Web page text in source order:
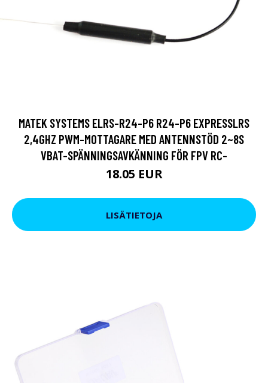
MATEK SYSTEMS ELRS-R24-P6 R24-P6 EXPRESSLRS
2,4GHZ PWM-MOTTAGARE MED ANTENNSTÖD 2~8S
VBAT-SPÄNNINGSAVKÄNNING FÖR FPV RC-
18.05 EUR
LISÄTIETOJA